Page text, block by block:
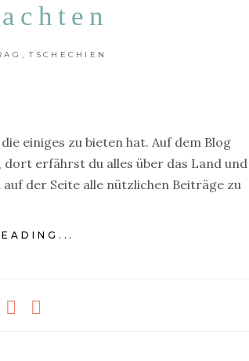
, TSCHECHIEN
einiges zu bieten hat. Auf dem Blog
dort erfährst du alles über das Land und
der Seite alle nützlichen Beiträge zu